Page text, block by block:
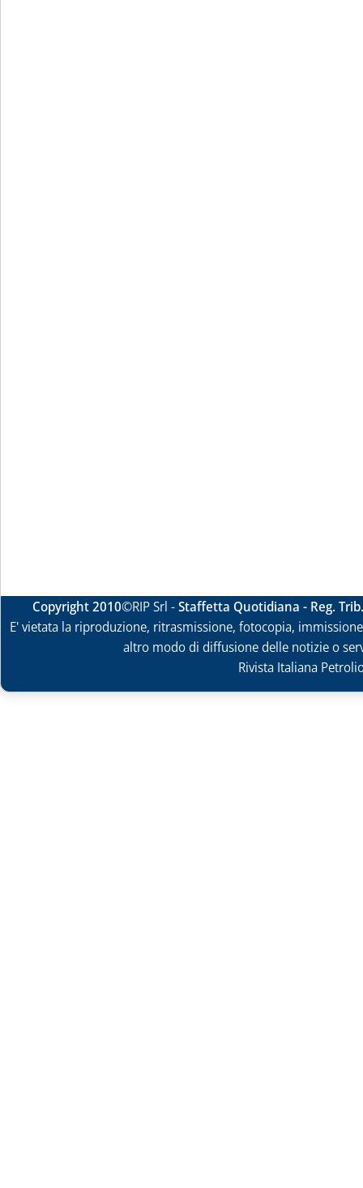
Copyright 2010©RIP Srl -Staffetta Quotidiana - Reg.
E' vietata la riproduzione, ritrasmissione, fotocopia,
altro modo di diffusione delle notizie o
Rivista Italiana